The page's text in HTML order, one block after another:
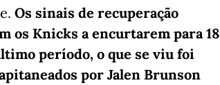
Os sinais de recuperação
os Knicks a encurtarem para 18
período, o que se viu foi
por Jalen Brunson